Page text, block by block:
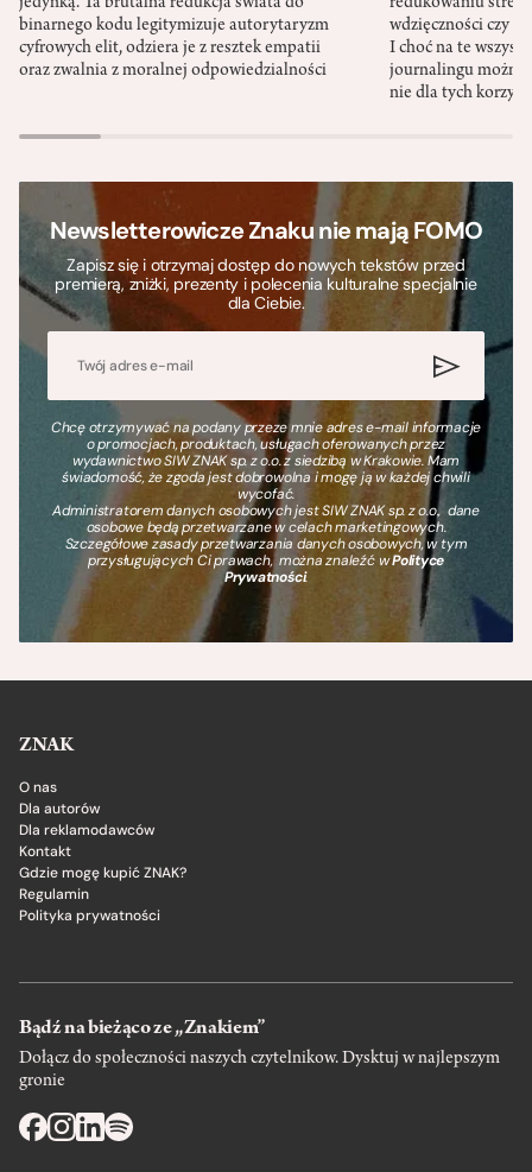
jedynką. Ta brutalna redukcja świata do
binarnego kodu legitymizuje autorytaryzm
cyfrowych elit, odziera je z resztek empatii
oraz zwalnia z moralnej odpowiedzialności
redukowaniu
wdzięczności czy
I choć na te
journalingu można
nie dla tych
Newsletterowicze Znaku nie mają FOMO
Zapisz się i otrzymaj dostęp do nowych tekstów przed
premierą, zniżki, prezenty i polecenia kulturalne specjalnie
dla Ciebie.
Chcę otrzymywać na podany przeze mnie adres e-mail informacje
o promocjach, produktach, usługach oferowanych przez
wydawnictwo SIW ZNAK sp. z o.o. z siedzibą w Krakowie. Mam
świadomość, że zgoda jest dobrowolna i mogę ją w każdej chwili
wycofać.
Administratorem danych osobowych jest SIW ZNAK sp. z o.o., dane
osobowe będą przetwarzane w celach marketingowych.
Szczegółowe zasady przetwarzania danych osobowych, w tym
przysługujących Ci prawach, można znaleźć wPolityce
Prywatności.
ZNAK
O nas
Dla autorów
Dla reklamodawców
Kontakt
Gdzie mogę kupić ZNAK?
Regulamin
Polityka prywatności
Bądź na bieżąco ze „Znakiem”
Dołącz do społeczności naszych czytelnikow. Dysktuj w najlepszym
gronie